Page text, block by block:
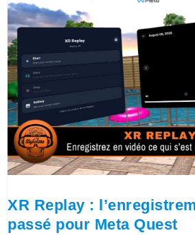
XR Replay :
passé pour Meta Quest